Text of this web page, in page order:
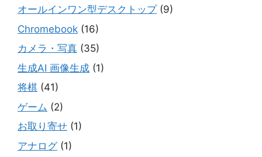
オールインワン型デスクトップ(9)
Chromebook (16)
カメラ・写真 (35)
生成AI 画像生成 (1)
将棋 (41)
ゲーム (2)
お取り寄せ (1)
アナログ(1)